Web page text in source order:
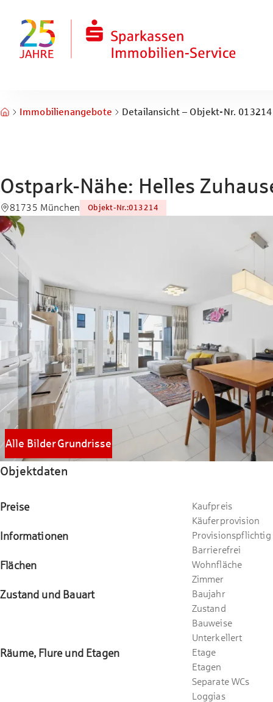
Zum Fuß springen
Immobilienangebote Detailansicht – Objekt-Nr. 013214
Ostpark-Nähe: Helles
81735 München Objekt-Nr.:013214
Alle BilderGrundrisse
Objektdaten
Preise Kaufpreis
Käuferprovision
Informationen
Provisionspflichtig
Barrierefrei
Flächen Wohnfläche
Zimmer
Zustand und Bauart Baujahr
Zustand
Bauweise
Unterkellert
Räume, Flure und Etagen Etage
Etagen
Separate WCs
Loggias